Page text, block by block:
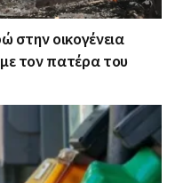
στην οικογένεια
τον πατέρα του